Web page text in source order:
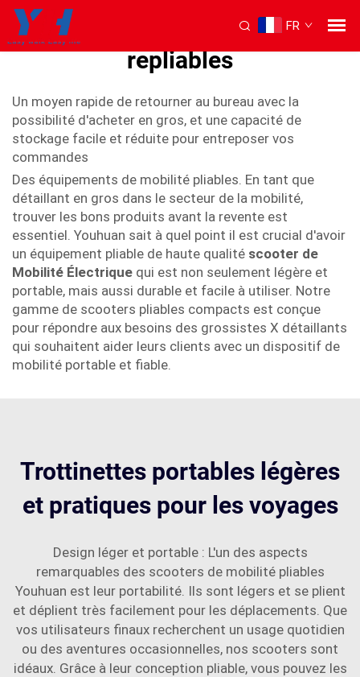
FR
Scooters de mobilité légers
repliables
Un moyen rapide de retourner au bureau avec la
possibilité d'acheter en gros, et une capacité de
stockage facile et réduite pour entreposer vos
commandes
Des équipements de mobilité pliables. En tant que
détaillant en gros dans le secteur de la mobilité,
trouver les bons produits avant la revente est
essentiel. Youhuan sait à quel point il est crucial d'avoir
un équipement pliable de haute qualité scooter de
Mobilité Électrique qui est non seulement légère et
portable, mais aussi durable et facile à utiliser. Notre
gamme de scooters pliables compacts est conçue
pour répondre aux besoins des grossistes X détaillants
qui souhaitent aider leurs clients avec un dispositif de
mobilité portable et fiable.
Trottinettes portables légères
et pratiques pour les voyages
Design léger et portable : L'un des aspects
remarquables des scooters de mobilité pliables
Youhuan est leur portabilité. Ils sont légers et se plient
et déplient très facilement pour les déplacements. Que
vos utilisateurs finaux recherchent un usage quotidien
ou des aventures occasionnelles, nos scooters sont
idéaux. Grâce à leur conception pliable, vous pouvez les